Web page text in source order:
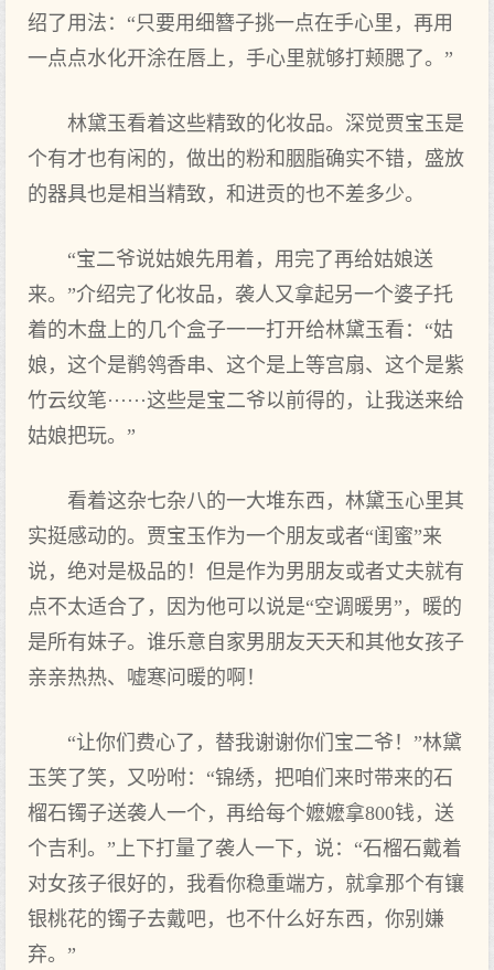
绍了用法：“只要用细簪子挑一点在手心里，再用
一点点水化开涂在唇上，手心里就够打颊腮了。”
林黛玉看着这些精致的化妆品。深觉贾宝玉是
个有才也有闲的，做出的粉和胭脂确实不错，盛放
的器具也是相当精致，和进贡的也不差多少。
“宝二爷说姑娘先用着，用完了再给姑娘送
来。”介绍完了化妆品，袭人又拿起另一个婆子托
着的木盘上的几个盒子一一打开给林黛玉看：“姑
娘，这个是鹡鸰香串、这个是上等宫扇、这个是紫
竹云纹笔······这些是宝二爷以前得的，让我送来给
姑娘把玩。”
看着这杂七杂八的一大堆东西，林黛玉心里其
实挺感动的。贾宝玉作为一个朋友或者“闺蜜”来
说，绝对是极品的！但是作为男朋友或者丈夫就有
点不太适合了，因为他可以说是“空调暖男”，暖的
是所有妹子。谁乐意自家男朋友天天和其他女孩子
亲亲热热、嘘寒问暖的啊！
“让你们费心了，替我谢谢你们宝二爷！”林黛
玉笑了笑，又吩咐：“锦绣，把咱们来时带来的石
榴石镯子送袭人一个，再给每个嬷嬷拿800钱，送
个吉利。”上下打量了袭人一下，说：“石榴石戴着
对女孩子很好的，我看你稳重端方，就拿那个有镶
银桃花的镯子去戴吧，也不什么好东西，你别嫌
弃。”